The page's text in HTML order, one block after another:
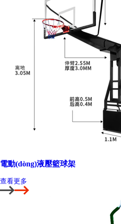
電動(dòng)液壓籃球架
查看更多